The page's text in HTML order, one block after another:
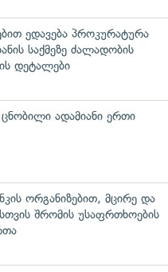
ედავება პროკურატურა
საქმეზე ძალადობის
დეტალები
ცნობილი ადამიანი ერთი
ორგანიზებით, მცირე და
შრომის უსაფრთხოების